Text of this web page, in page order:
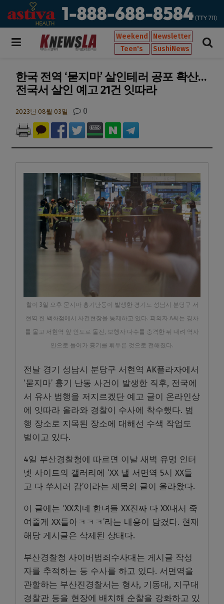
Weekend
Newsletter
Teen's
SushiNews
한국 전역 ‘묻지마’ 살인테러 공포 확산…
전국서 살인 예고 21건 잇따라
2023년 08월 03일 0
찰이 3일 오후 묻지마 흉기난동이 발생한 경기도 성남시 분당구 서
현역 한 백화점에서 사건현장을 통제하고 있다. 피의자 A씨는 경차
를 몰고 서현역 앞 인도로 돌진, 보행자 다수를 충격한 뒤 내려 역사
안으로 들어가 흉기를 휘두른 것으로 전해졌다.
전날 경기 성남시 분당구 서현역 AK플라자에서
‘묻지마’ 흉기 난동 사건이 발생한 직후, 전국에
서 유사 범행을 저지르겠단 예고 글이 온라인상
에 잇따라 올라와 경찰이 수사에 착수했다. 범
행 장소로 지목된 장소에 대해선 수색 작업도
벌이고 있다.
4일 부산경찰청에 따르면 이날 새벽 유명 인터
넷 사이트의 갤러리에 ‘XX 낼 서면역 5시 XX들
고 다 쑤시러 감’이라는 제목의 글이 올라왔다.
이 글에는 ‘XX치네 한녀들 XX진짜 다 XX내서 죽
여줄게 XX들아ㅋㅋㅋ’라는 내용이 담겼다. 현재
해당 게시글은 삭제된 상태다.
부산경찰청 사이버범죄수사대는 게시글 작성
자를 추적하는 등 수사를 하고 있다. 서면역을
관할하는 부산진경찰서는 형사, 기동대, 지구대
경찰관 등을 현장에 배치해 순찰을 강화하고 있